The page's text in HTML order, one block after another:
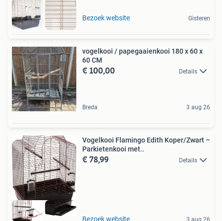
Bezoek website Gisteren
vogelkooi / papegaaienkooi 180 x 60 x
60 CM
€ 100,00 Details
Breda 3 aug 26
Vogelkooi Flamingo Edith Koper/Zwart –
Parkietenkooi met..
€ 78,99 Details
Bezoek website